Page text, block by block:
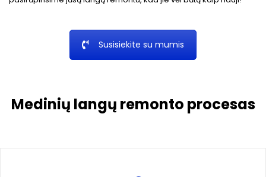
Susisiekite su mumis
Medinių langų remonto procesas